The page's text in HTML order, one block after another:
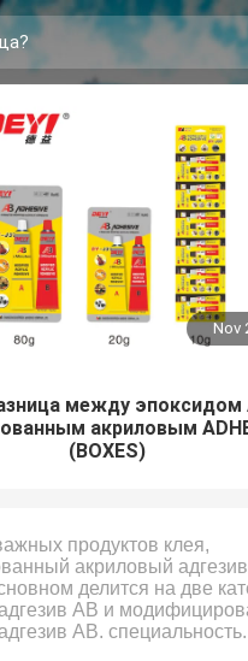
Nov
между эпоксидом
акриловым
(BOXES)
продуктов клея,
акриловый
делится на две
AB и
AB. специальность.